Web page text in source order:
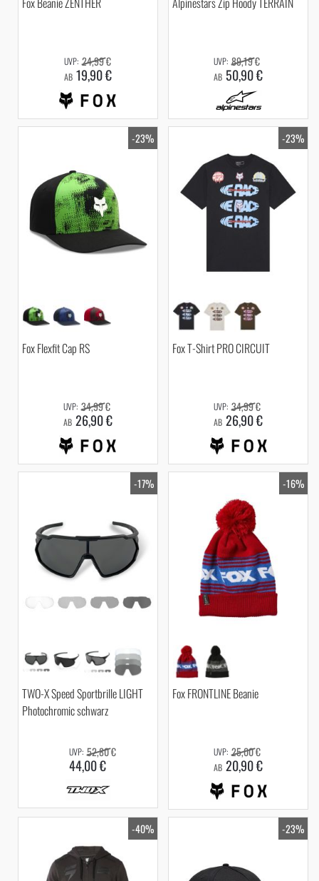
AB 19,90 €
24,99 €
AB 50,90 €
89,19 €
-23%
Fox Flexfit Cap RS
AB 26,90 €
34,99 €
-23%
Fox T-Shirt PRO CIRCUIT
AB 26,90 €
34,99 €
-17%
TWO-X Speed Sportbrille LIGHT
Photochromic schwarz
44,00 €
52,80 €
-16%
Fox FRONTLINE Beanie
AB 20,90 €
25,00 €
-40% -23%